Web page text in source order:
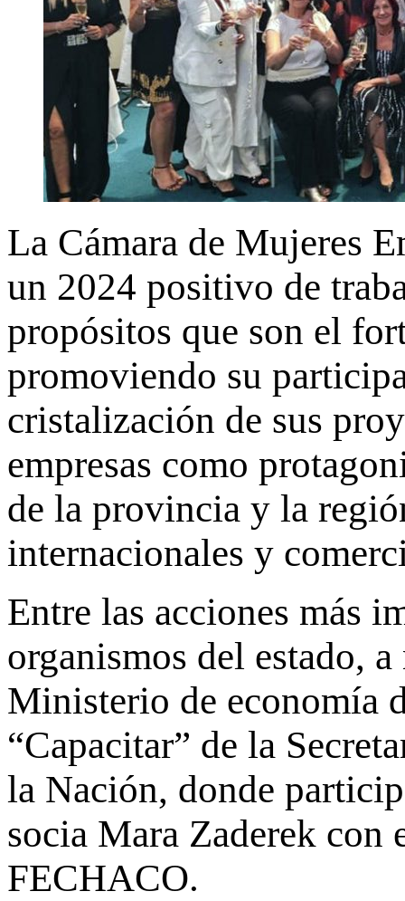
La Cámara de Mujeres
un 2024 positivo de
propósitos que son el
promoviendo su
cristalización de sus
empresas como
de la provincia y la
internacionales y
Entre las acciones más
organismos del estado,
Ministerio de economía
“Capacitar” de la
la Nación, donde
socia Mara Zaderek
FECHACO.